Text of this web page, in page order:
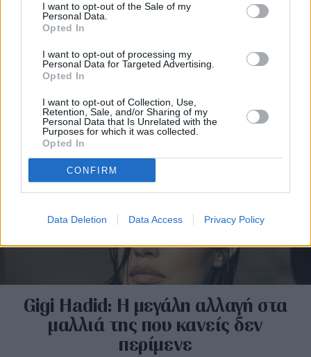
I want to opt-out of the Sale of my
Personal Data.
Opted In
I want to opt-out of processing my
Personal Data for Targeted Advertising.
Opted In
I want to opt-out of Collection, Use,
Retention, Sale, and/or Sharing of my
Personal Data that Is Unrelated with the
Purposes for which it was collected.
Opted In
CONFIRM
Data Deletion Data Access Privacy Policy
Η Gigi Hadid μοιράζεται σπάνιες
στιγμές με την κόρη της Khai
Gigi Hadid: Η μεγάλη αλλαγή στα
μαλλιά της που κανείς δεν
περίμενε